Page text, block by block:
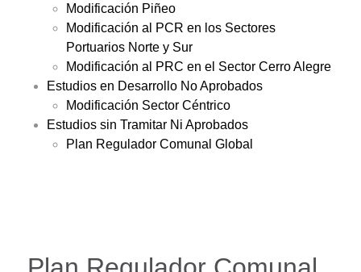
Modificación Piñeo
Modificación al PCR en los Sectores
Portuarios Norte y Sur
Modificación al PRC en el Sector Cerro Alegre
Estudios en Desarrollo No Aprobados
Modificación Sector Céntrico
Estudios sin Tramitar Ni Aprobados
Plan Regulador Comunal Global